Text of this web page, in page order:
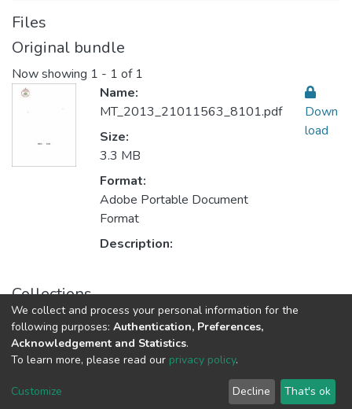
Files
Original bundle
Now showing 1 - 1 of 1
Name:
MT_2013_21011563_8101.pdf
Size:
3.3 MB
Format:
Adobe Portable Document
Format
Description:
Down
load
Collections
Teaching Methods أساليب التدريس
Cookie
End User
Agreement
Send
Feedback
We collect and process your personal information for the
following purposes: Authentication, Preferences,
Acknowledgement and Statistics.
To learn more, please read our privacy policy.
Customize Decline That's ok